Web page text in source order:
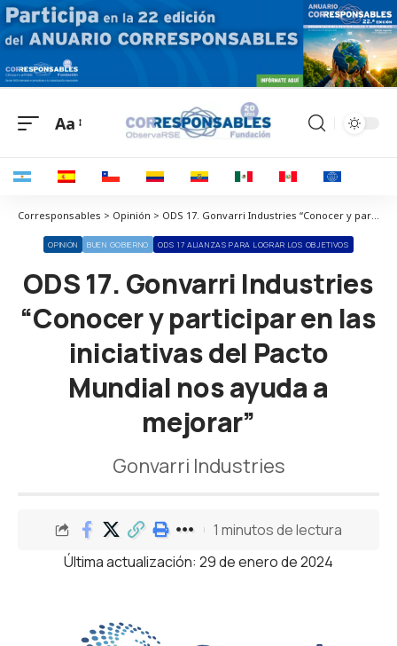
Aa
Corresponsables > Opinión > ODS 17. Gonvarri Industries “Conocer y participar en las iniciativas del Pacto Mundial nos ayuda a mejorar”
OPINIÓN BUEN GOBIERNO ODS 17 ALIANZAS PARA LOGRAR LOS OBJETIVOS
ODS 17. Gonvarri Industries
“Conocer y participar en las
iniciativas del Pacto
Mundial nos ayuda a
mejorar”
Gonvarri Industries
Última actualización: 29 de enero de 2024
1 minutos de lectura